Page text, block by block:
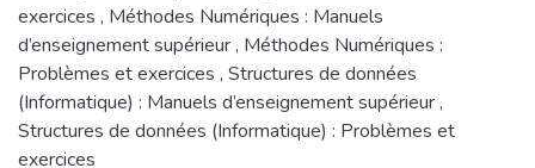
exercices , Méthodes Numériques : Manuels
d’enseignement supérieur, Méthodes Numériques :
Problèmes et exercices , Structures de données
(Informatique) : Manuels d’enseignement supérieur,
Structures de données (Informatique) : Problèmes et
exercices